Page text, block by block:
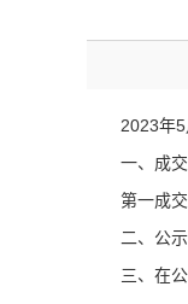
2023年
一、成交
第一成
二、公
三、在